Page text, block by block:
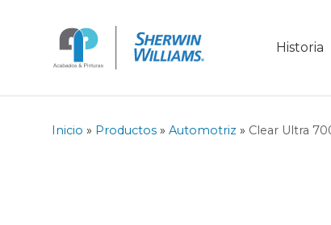
Historia
Inicio » Productos » Automotriz » Clear Ultra